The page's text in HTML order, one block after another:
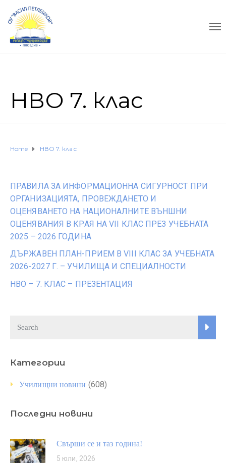
НВО 7. клас
Home НВО 7. клас
ПРАВИЛА ЗА ИНФОРМАЦИОННА СИГУРНОСТ ПРИ
ОРГАНИЗАЦИЯТА, ПРОВЕЖДАНЕТО И
ОЦЕНЯВАНЕТО НА НАЦИОНАЛНИТЕ ВЪНШНИ
ОЦЕНЯВАНИЯ В КРАЯ НА VII КЛАС ПРЕЗ УЧЕБНАТА
2025 – 2026 ГОДИНА
ДЪРЖАВЕН ПЛАН-ПРИЕМ В VIII КЛАС ЗА УЧЕБНАТА
2026-2027 Г. – УЧИЛИЩА И СПЕЦИАЛНОСТИ
НВО – 7. КЛАС – ПРЕЗЕНТАЦИЯ
Категории
Училищни новини (608)
Последни новини
Свърши се и таз година!
5 юли, 2026